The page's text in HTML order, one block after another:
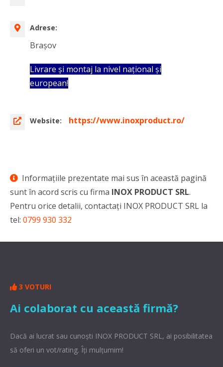
Adrese:
Brașov
Livrare și montaj la nivel național și
european!
Website: https://www.inoxproduct.ro/
Informaţiile prezentate mai sus în această pagină
sunt în acord scris cu firma INOX PRODUCT SRL.
Pentru orice detalii, contactaţi INOX PRODUCT SRL la
tel: 0799 930 332
3 VOTURI
Ai colaborat cu această firmă?
Dacă ai lucrat sau cunoşti INOX PRODUCT SRL, ai posibilitatea
să oferi un vot/rating. Îți mulțumim!